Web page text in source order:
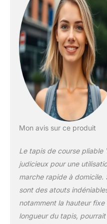
Mon avis sur ce produit
Le tapis de course pliable
judicieux pour une
marche rapide à domicile.
sont des atouts
notamment la hauteur
longueur du tapis,